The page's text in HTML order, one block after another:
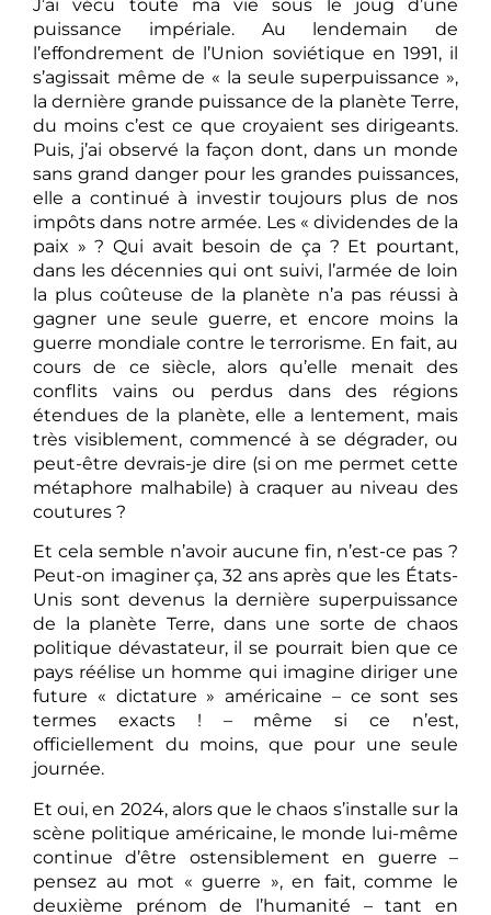
J’ai vécu toute ma vie sous le joug d’une
puissance impériale. Au lendemain de
l’effondrement de l’Union soviétique en 1991, il
s’agissait même de « la seule superpuissance »,
la dernière grande puissance de la planète Terre,
du moins c’est ce que croyaient ses dirigeants.
Puis, j’ai observé la façon dont, dans un monde
sans grand danger pour les grandes puissances,
elle a continué à investir toujours plus de nos
impôts dans notre armée. Les « dividendes de la
paix » ? Qui avait besoin de ça ? Et pourtant,
dans les décennies qui ont suivi, l’armée de loin
la plus coûteuse de la planète n’a pas réussi à
gagner une seule guerre, et encore moins la
guerre mondiale contre le terrorisme. En fait, au
cours de ce siècle, alors qu’elle menait des
conflits vains ou perdus dans des régions
étendues de la planète, elle a lentement, mais
très visiblement, commencé à se dégrader, ou
peut-être devrais-je dire (si on me permet cette
métaphore malhabile) à craquer au niveau des
coutures ?
Et cela semble n’avoir aucune fin, n’est-ce pas ?
Peut-on imaginer ça, 32 ans après que les États-
Unis sont devenus la dernière superpuissance
de la planète Terre, dans une sorte de chaos
politique dévastateur, il se pourrait bien que ce
pays réélise un homme qui imagine diriger une
future « dictature » américaine – ce sont ses
termes exacts ! – même si ce n’est,
officiellement du moins, que pour une seule
journée.
Et oui, en 2024, alors que le chaos s’installe sur la
scène politique américaine, le monde lui-même
continue d’être ostensiblement en guerre –
pensez au mot « guerre », en fait, comme le
deuxième prénom de l’humanité – tant en